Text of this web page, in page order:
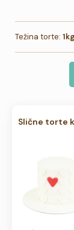
Težina torte: 1kg
Slične torte